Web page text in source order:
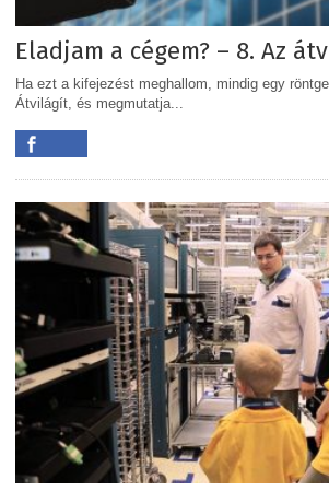
Eladjam a cégem? – 8. Az
Ha ezt a kifejezést meghallom, mindig egy
Átvilágít, és megmutatja...